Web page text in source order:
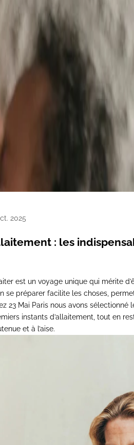
2025
: les
est un voyage unique qui mérite
se préparer facilite les choses,
23 Mai Paris nous avons
instants d’allaitement, tout en
et à l’aise.